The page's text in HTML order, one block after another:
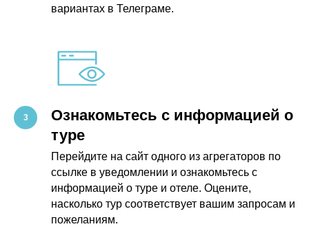
вариантах в Телеграме.
Ознакомьтесь с информацией о
туре
Перейдите на сайт одного из агрегаторов по
ссылке в уведомлении и ознакомьтесь с
информацией о туре и отеле. Оцените,
насколько тур соответствует вашим запросам и
пожеланиям.